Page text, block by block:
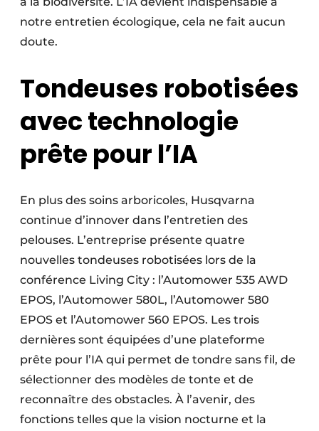
notre entretien écologique, cela ne fait aucun
doute.
Tondeuses robotisées
avec technologie
prête pour l’IA
En plus des soins arboricoles, Husqvarna
continue d’innover dans l’entretien des
pelouses. L’entreprise présente quatre
nouvelles tondeuses robotisées lors de la
conférence Living City : l’Automower 535 AWD
EPOS, l’Automower 580L, l’Automower 580
EPOS et l’Automower 560 EPOS. Les trois
dernières sont équipées d’une plateforme
prête pour l’IA qui permet de tondre sans fil, de
sélectionner des modèles de tonte et de
reconnaître des obstacles. À l’avenir, des
fonctions telles que la vision nocturne et la